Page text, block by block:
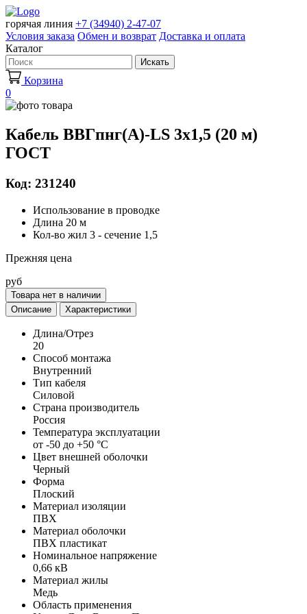
горячая линия +7 (34940) 2-47-07
Условия заказа Обмен и возврат Доставка и оплата
Каталог
Искать
Корзина
0
Кабель ВВГпнг(A)-LS 3х1,5 (20 м)
ГОСТ
Код: 231240
Использование в проводке
Длина 20 м
Кол-во жил 3 - сечение 1,5
Прежняя цена
руб
Товара нет в наличии
Описание
Характеристики
Длина/Отрез
20
Способ монтажа
Внутренний
Тип кабеля
Силовой
Страна производитель
Россия
Температура эксплуатации
от -50 до +50 °С
Цвет внешней оболочки
Черный
Форма
Плоский
Материал изоляции
ПВХ
Материал оболочки
ПВХ пластикат
Номинальное напряжение
0,66 кВ
Материал жилы
Медь
Область применения